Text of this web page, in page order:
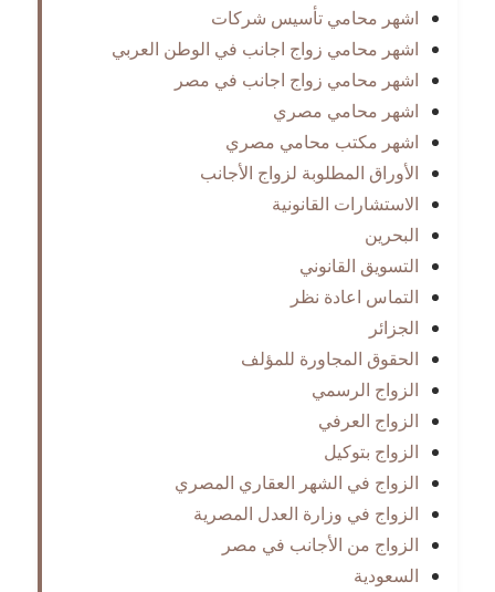
اشهر محامي تأسيس شركات
اشهر محامي زواج اجانب في الوطن العربي
اشهر محامي زواج اجانب في مصر
اشهر محامي مصري
اشهر مكتب محامي مصري
الأوراق المطلوبة لزواج الأجانب
الاستشارات القانونية
البحرين
التسويق القانوني
التماس اعادة نظر
الجزائر
الحقوق المجاورة للمؤلف
الزواج الرسمي
الزواج العرفي
الزواج بتوكيل
الزواج في الشهر العقاري المصري
الزواج في وزارة العدل المصرية
الزواج من الأجانب في مصر
السعودية